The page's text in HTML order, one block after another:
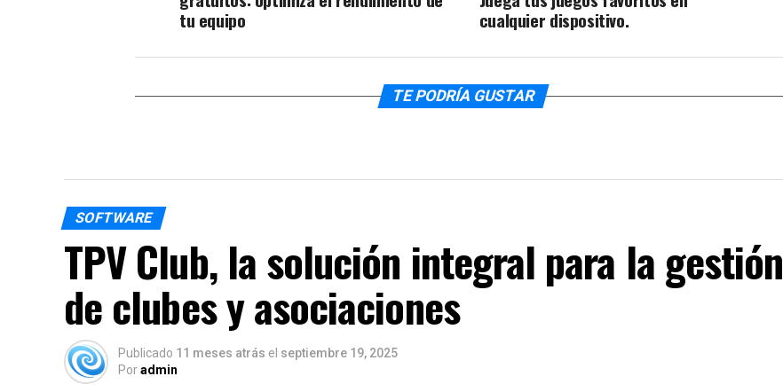
cualquier dispositivo.
tu equipo
TE PODRÍA GUSTAR
SOFTWARE
TPV Club, la solución integral para la gestión
de clubes y asociaciones
Publicado 11 meses atrás el septiembre 19, 2025
Poradmin